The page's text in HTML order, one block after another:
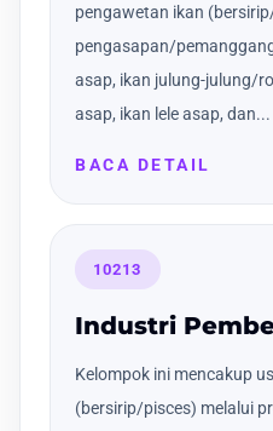
pengawetan ikan
pengasapan/
asap, ikan julung-julung/
asap, ikan lele asap, dan...
BACA DETAIL
10213
Industri
Kelompok ini mencakup
(bersirip/pisces) melalui